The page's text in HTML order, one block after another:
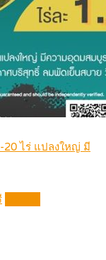
ไร่ แปลงใหญ่ มี